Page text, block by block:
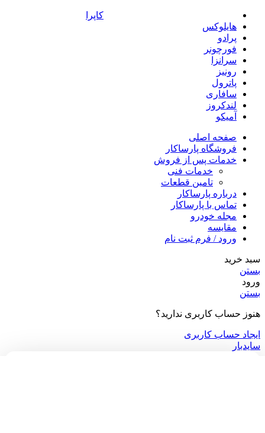
کاپرا
هایلوکس
پرادو
فورچونر
سرانزا
رونیز
پاترول
سافاری
لندکروز
آمیکو
صفحه اصلی
فروشگاه پارساکار
خدمات پس از فروش
خدمات فنی
تامین قطعات
درباره پارساکار
تماس با پارساکار
مجله خودرو
مقایسه
ورود / فرم ثبت نام
سبد خرید
بستن
ورود
بستن
هنوز حساب کاربری ندارید؟
ایجاد حساب کاربری
سایدبار